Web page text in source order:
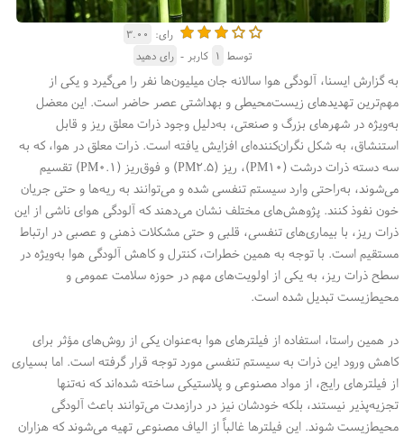
رای: ۳.۰۰
توسط ۱ کاربر - رای دهید
به گزارش ایسنا، آلودگی هوا سالانه جان میلیون‌ها نفر را می‌گیرد و یکی از
مهم‌ترین تهدیدهای زیست‌محیطی و بهداشتی عصر حاضر است. این معضل
به‌ویژه در شهرهای بزرگ و صنعتی، به‌دلیل وجود ذرات معلق ریز و قابل
استنشاق، به شکل نگران‌کننده‌ای افزایش یافته است. ذرات معلق در هوا، که به
سه دسته ذرات درشت (PM۱۰)، ریز (PM۲.۵) و فوق‌ریز (PM۰.۱) تقسیم
می‌شوند، به‌راحتی وارد سیستم تنفسی شده و می‌توانند به ریه‌ها و حتی جریان
خون نفوذ کنند. پژوهش‌های مختلف نشان می‌دهند که آلودگی هوای ناشی از این
ذرات ریز، با بیماری‌های تنفسی، قلبی و حتی مشکلات ذهنی و عصبی در ارتباط
مستقیم است. با توجه به همین خطرات، کنترل و کاهش آلودگی هوا به‌ویژه در
سطح ذرات ریز، به یکی از اولویت‌های مهم در حوزه سلامت عمومی و
محیط‌زیست تبدیل شده است.
در همین راستا، استفاده از فیلترهای هوا به‌عنوان یکی از روش‌های مؤثر برای
کاهش ورود این ذرات به سیستم تنفسی مورد توجه قرار گرفته است. اما بسیاری
از فیلترهای رایج، از مواد مصنوعی و پلاستیکی ساخته شده‌اند که نه‌تنها
تجزیه‌پذیر نیستند، بلکه خودشان نیز در درازمدت می‌توانند باعث آلودگی
محیط‌زیست شوند. این فیلترها غالباً از الیاف مصنوعی تهیه می‌شوند که هزاران